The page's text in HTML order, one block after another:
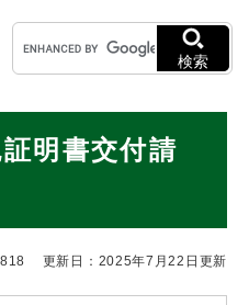
して本文へ
キ
ー
ワ
検
検索
明書交付請
更新日：2025年7月22日更新